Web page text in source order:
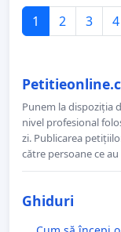
1 2 3 4
Punem la dispoziția
nivel profesional
zi. Publicarea
către persoane ce
Ghiduri